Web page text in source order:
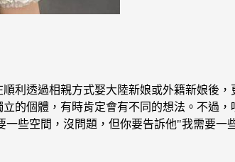
利透過相親方式娶大陸新娘或外籍新娘後
的個體，有時肯定會有不同的想法。不過
些空間，沒問題，但你要告訴他"我需要